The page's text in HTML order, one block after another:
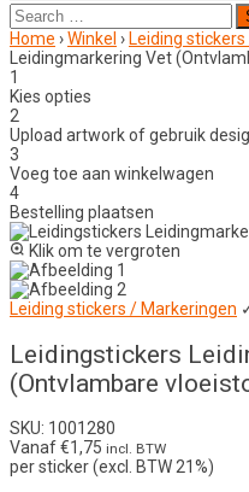
Search
for:
Home ›Winkel › Leiding
Leidingmarkering Vet
1
Kies opties
2
Upload artwork of gebruik
3
Voeg toe aan winkelwagen
4
Bestelling plaatsen
Klik om te vergroten
Leiding stickers / Markeringen
Leidingstickers
(Ontvlambare
SKU: 1001280
Vanaf€1,75 incl. BTW
per sticker (excl. BTW 21%)